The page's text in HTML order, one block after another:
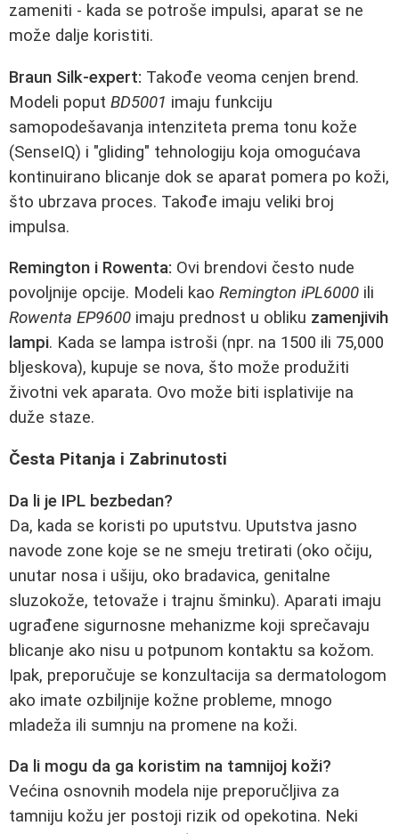
zameniti - kada se potroše impulsi, aparat se ne
može dalje koristiti.
Braun Silk-expert: Takođe veoma cenjen brend.
Modeli poput BD5001 imaju funkciju
samopodešavanja intenziteta prema tonu kože
(SenseIQ) i "gliding" tehnologiju koja omogućava
kontinuirano blicanje dok se aparat pomera po koži,
što ubrzava proces. Takođe imaju veliki broj
impulsa.
Remington i Rowenta: Ovi brendovi često nude
povoljnije opcije. Modeli kao Remington iPL6000 ili
Rowenta EP9600 imaju prednost u obliku zamenjivih
lampi. Kada se lampa istroši (npr. na 1500 ili 75,000
bljeskova), kupuje se nova, što može produžiti
životni vek aparata. Ovo može biti isplativije na
duže staze.
Česta Pitanja i Zabrinutosti
Da li je IPL bezbedan?
Da, kada se koristi po uputstvu. Uputstva jasno
navode zone koje se ne smeju tretirati (oko očiju,
unutar nosa i ušiju, oko bradavica, genitalne
sluzokože, tetovaže i trajnu šminku). Aparati imaju
ugrađene sigurnosne mehanizme koji sprečavaju
blicanje ako nisu u potpunom kontaktu sa kožom.
Ipak, preporučuje se konzultacija sa dermatologom
ako imate ozbiljnije kožne probleme, mnogo
mladeža ili sumnju na promene na koži.
Da li mogu da ga koristim na tamnijoj koži?
Većina osnovnih modela nije preporučljiva za
tamniju kožu jer postoji rizik od opekotina. Neki